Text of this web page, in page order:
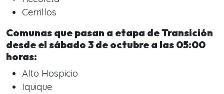
Cerrillos
Comunas que pasan a etapa de Transición
desde el sábado 3 de octubre a las 05:00
horas:
Alto Hospicio
Iquique